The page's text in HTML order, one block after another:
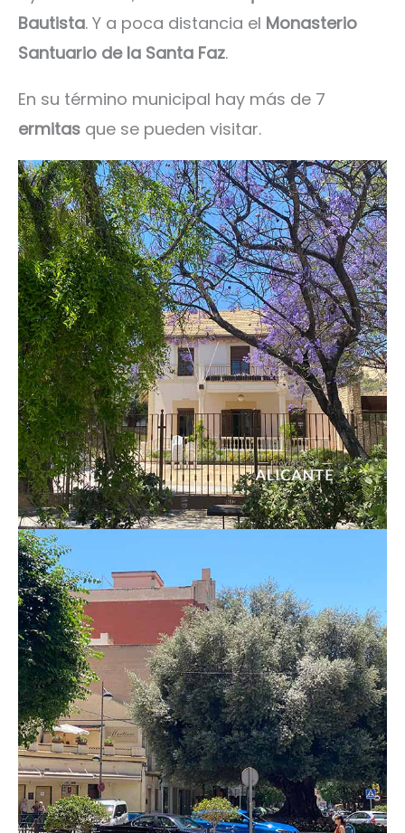
Bautista. Y a poca distancia el Monasterio
Santuario de la Santa Faz.
En su término municipal hay más de 7
ermitas que se pueden visitar.